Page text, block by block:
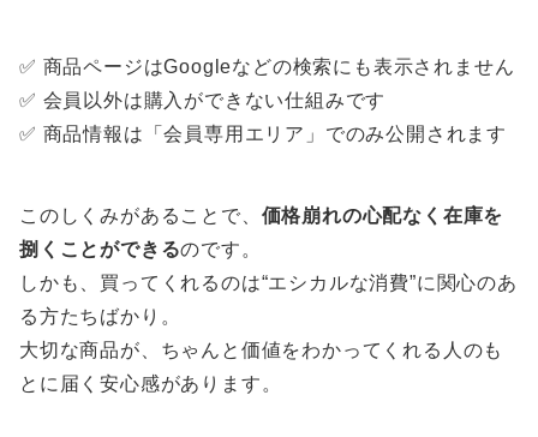
✅ 商品ページはGoogleなどの検索にも表示されません
✅ 会員以外は購入ができない仕組みです
✅ 商品情報は「会員専用エリア」でのみ公開されます
このしくみがあることで、 価格崩れの心配なく在庫を
捌くことができるのです。
しかも、買ってくれるのは“エシカルな消費”に関心のあ
る方たちばかり。
大切な商品が、ちゃんと価値をわかってくれる人のも
とに届く安心感があります。